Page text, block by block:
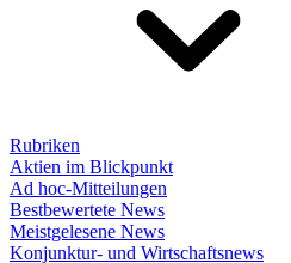
Rubriken
Aktien im Blickpunkt
Ad hoc-Mitteilungen
Bestbewertete News
Meistgelesene News
Konjunktur- und Wirtschaftsnews